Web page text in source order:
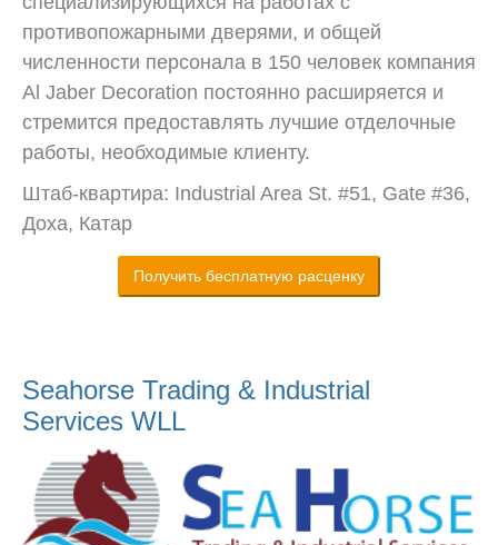
противопожарными дверями, и общей
численности персонала в 150 человек компания
Al Jaber Decoration постоянно расширяется и
стремится предоставлять лучшие отделочные
работы, необходимые клиенту.
Штаб-квартира: Industrial Area St. #51, Gate #36,
Доха, Катар
Получить бесплатную расценку
Seahorse Trading & Industrial
Services WLL